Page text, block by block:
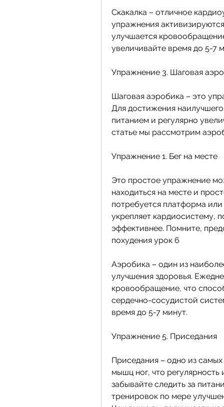
Скакалка – отличное
упражнения
улучшается
увеличивайте время до 5-7
Упражнение 3. Шаговая
Шаговая аэробика – это
Для достижения
питанием и регулярно
статье мы рассмотрим
Упражнение 1. Бег на месте
Это простое упражнение
находиться на месте и
потребуется платформа
укрепляет кардиосистему,
эффективнее. Помните,
похудения урок 6
Аэробика – один из
улучшения здоровья.
кровообращение, что
сердечно-сосудистой
время до 5-7 минут.
Упражнение 5. Приседания
Приседания – одно из
мышц ног, что регулярность
забывайте следить за
тренировок по мере